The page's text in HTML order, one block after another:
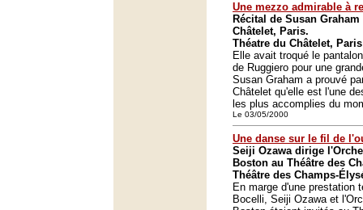
Une mezzo admirable à
Récital de Susan
Châtelet, Paris.
Théatre du Châtelet, Paris
Elle avait troqué le
de Ruggiero pour une
Susan Graham a prouvé
Châtelet qu'elle est l'une
les plus accomplies du
Le 03/05/2000
Une danse sur le fil de
Seiji Ozawa dirige
Boston au Théâtre des
Théâtre des Champs-
En marge d'une prestation
Bocelli, Seiji Ozawa et